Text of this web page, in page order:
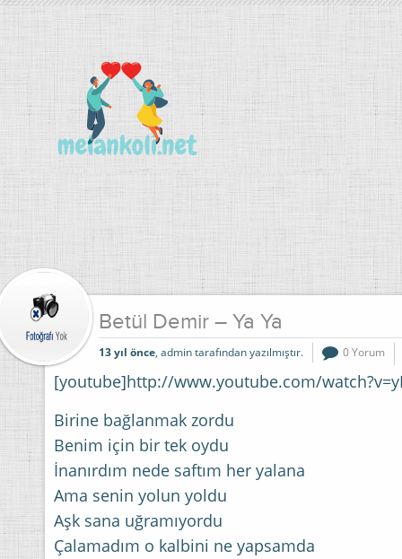
Betül Demir – Ya Ya
13 yıl önce, admin tarafından yazılmıştır. 0 Yorum
[youtube]http://www.youtube.com/
Birine bağlanmak zordu
Benim için bir tek oydu
İnanırdım nede saftım her yalana
Ama senin yolun yoldu
Aşk sana uğramıyordu
Çalamadım o kalbini ne yapsamda